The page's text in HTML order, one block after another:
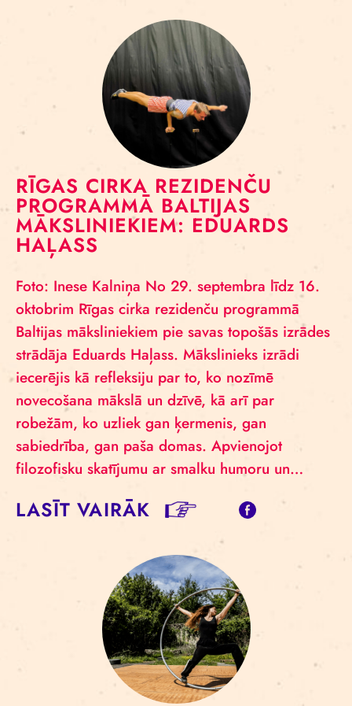
RĪGAS CIRKA REZIDENČU
PROGRAMMĀ BALTIJAS
MĀKSLINIEKIEM: EDUARDS
HAĻASS
Foto: Inese Kalniņa No 29. septembra līdz 16.
oktobrim Rīgas cirka rezidenču programmā
Baltijas māksliniekiem pie savas topošās izrādes
strādāja Eduards Haļass. Mākslinieks izrādi
iecerējis kā refleksiju par to, ko nozīmē
novecošana mākslā un dzīvē, kā arī par
robežām, ko uzliek gan ķermenis, gan
sabiedrība, gan paša domas. Apvienojot
filozofisku skatījumu ar smalku humoru un…
LASĪT VAIRĀK